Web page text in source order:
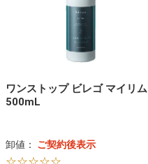
ワンストップ ビレゴ マイリム
500mL
卸値： ご契約後表示